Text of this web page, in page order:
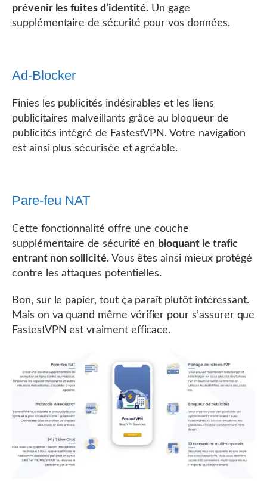
prévenir les fuites d’identité. Un gage
supplémentaire de sécurité pour vos données.
Ad-Blocker
Finies les publicités indésirables et les liens
publicitaires malveillants grâce au bloqueur de
publicités intégré de FastestVPN. Votre navigation
est ainsi plus sécurisée et agréable.
Pare-feu NAT
Cette fonctionnalité offre une couche
supplémentaire de sécurité en bloquant le trafic
entrant non sollicité. Vous êtes ainsi mieux protégé
contre les attaques potentielles.
Bon, sur le papier, tout ça paraît plutôt intéressant.
Mais on va quand même vérifier pour s’assurer que
FastestVPN est vraiment efficace.